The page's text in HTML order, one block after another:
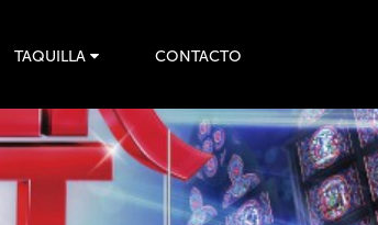
TAQUILLA CONTACTO